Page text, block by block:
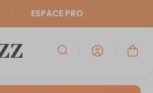
ESPACE PRO